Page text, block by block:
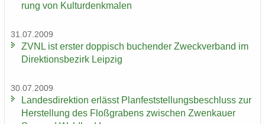
rung von Kul­tur­denk­ma­len
31.07.2009
ZVNL ist ers­ter dop­pisch bu­chen­der Zweck­ver­band im
Di­rek­ti­ons­be­zirk Leip­zig
30.07.2009
Lan­des­di­rek­ti­on er­lässt Plan­fest­stel­lungs­be­schluss zur
Her­stel­lung des Floß­gra­bens zwi­schen Zwenkau­er